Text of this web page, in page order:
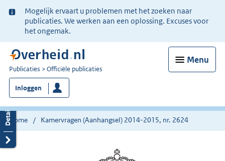
Ter
informatie:
Mogelijk ervaart u problemen met het zoeken naar
publicaties. We werken aan een oplossing. Excuses voor
het ongemak.
Menu
U
bent
nu
hier:
Publicaties Officiële publicaties
Inloggen
Home Kamervragen (Aanhangsel) 2014-2015, nr. 2624